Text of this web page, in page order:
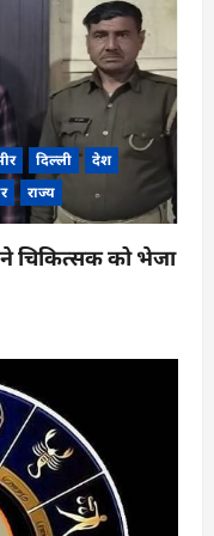
दिल्ली
देश
राज्य
चिकित्सक को भेजा